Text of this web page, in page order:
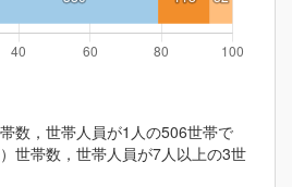
数，世帯人員が1人の506世帯で
世帯数，世帯人員が7人以上の3世